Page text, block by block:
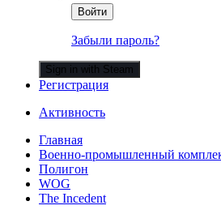
Войти
Забыли пароль?
Sign in with Steam
Регистрация
Активность
Главная
Военно-промышленный
Полигон
WOG
The Incedent